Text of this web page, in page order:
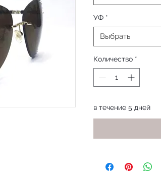
УФ *
Выбрать
Количество *
в течение 5 дней